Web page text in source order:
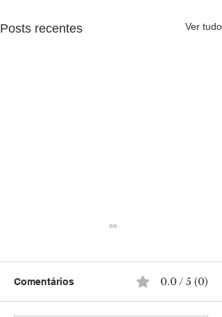
Posts recentes Ver tudo
Comentários 0.0 / 5 (0)